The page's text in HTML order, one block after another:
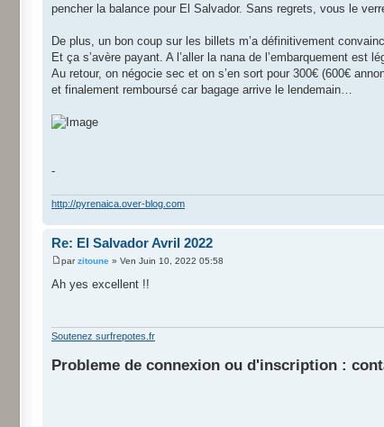
pencher la balance pour El Salvador. Sans regrets, vous le
De plus, un bon coup sur les billets m’a définitivement
Et ça s’avère payant. A l’aller la nana de l’embarquement est
Au retour, on négocie sec et on s’en sort pour 300€ (600€
et finalement remboursé car bagage arrive le lendemain…
-
http://pyrenaica.over-blog.com
Re: El Salvador Avril 2022
parzitoune » Ven Juin 10, 2022 05:58
Ah yes excellent !!
Soutenez surfrepotes.fr
Probleme de connexion ou d'inscription :